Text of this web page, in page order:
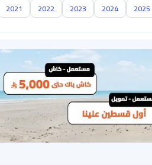
2025
2024
2023
2022
2021